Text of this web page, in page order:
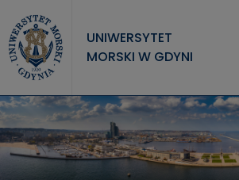
UNIWERSYTET
MORSKI W GDYNI
UNIWERSYTET
STUDIA
NAUKA